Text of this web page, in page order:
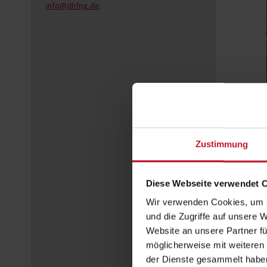
Zustimmung
Diese Webseite verwendet
Wir verwenden Cookies,
und die Zugriffe auf unsere
Website an unsere Partner
möglicherweise mit
der Dienste gesammelt
info@dhfpg.de